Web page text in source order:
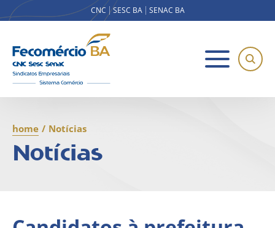
CNC SESC BA SENAC BA
home / Notícias
Notícias